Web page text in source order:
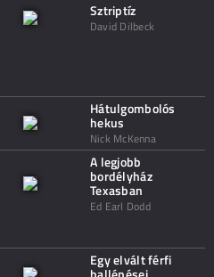
Sztriptíz
David Dilbeck
Hátulgombolós
hekus
Nick McKenna
A legjobb
bordélyház
Texasban
Ed Earl Dodd
Egy elvált férfi